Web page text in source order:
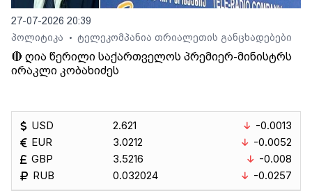
27-07-2026 20:39
პოლიტიკა
• ტელეკომპანია თრიალეთის განცხადებები
🔴 ღია წერილი საქართველოს პრემიერ-მინისტრს
ირაკლი კობახიძეს
USD
EUR
GBP
RUB
2.621
3.0212
3.5216
0.032024
-0.0013
-0.0052
-0.008
-0.0257